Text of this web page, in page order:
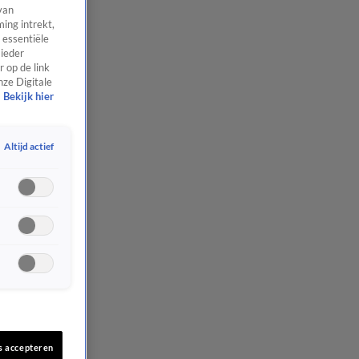
intrekt,
op de link
Digitale
Bekijk hier
Altijd actief
accepteren